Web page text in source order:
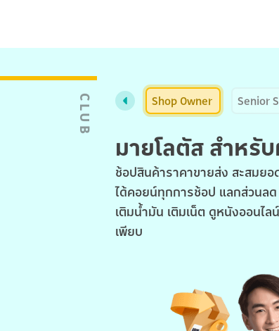
CLUB Shop Owner Senior
มายโลตัส สำหรั
ช้อปสินค้าราคาขายส่ง สะสมย
ได้คอยน์ทุกการช้อป แลกส่วนล
เติมน้ำมัน เติมเน็ต ดูหนังออนไ
เพียบ